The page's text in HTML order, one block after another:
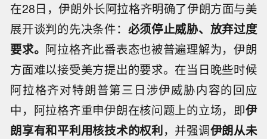
在28日，伊朗外长阿拉格齐明确了伊朗方面与美
展开谈判的先决条件： 必须停止威胁、放弃过度
要求。 阿拉格齐此番表态也被普遍理解为，伊朗
方面难以接受美方提出的要求。在当日晚些时候
阿拉格齐对特朗普第三日涉伊威胁内容的回应
中，阿拉格齐重申伊朗在核问题上的立场，即伊
朗享有和平利用核技术的权利，并强调伊朗从未